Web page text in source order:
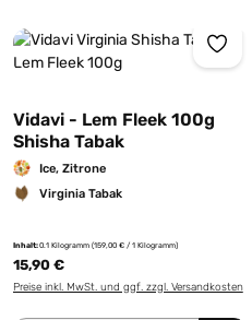
Vidavi - Lem Fleek 100g
Shisha Tabak
Ice, Zitrone
Virginia Tabak
Inhalt:0.1 Kilogramm (159,00 € / 1 Kilogramm)
15,90 €
Preise inkl. MwSt. und ggf. zzgl. Versandkosten